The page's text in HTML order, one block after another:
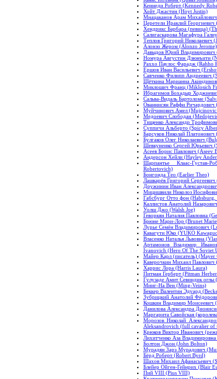
Кеннеди Роберт (Kennedy
Хойт Джастин (Hoyt Justin)
Мнацаканов Арам
Церетели Ираклий
Хендрикс Барбара (певица)
Салигаскарова Магафура
Теплов Григорий Николаевич
Алонзо Жером (Alonzo Jerome)
Давыдов Юрий Владимирович
Номура Августин Дзюнъити
Раххо Паулос Фарадж (Rahho
Ершов Иван Васильевич
Савченко Филипп Андреевич
Щёткина Марианна
Миклошич Франц (Miklosich
Ибрагимов Бохадыр
Сальва-Видаль Бартоломе
Ованнисян Раффи
Муйчинович Амел
Медоевич Слободан
Тищенко Александр
Суппичи Альберто (Spicy
Барсуков Николай
Булгаков Олег Николаевич
Шевкуненко Сергей Юрьевич
Асеев Борис Павлович (Aseev
Андерсон Хейли (Hayley
Шарпантье Клаас-Густав-
Robertovich)
Бонгонда Тео (Earlier Theo)
Лашкарёв Григорий
Дружинин Иван
Мицишвили Николоз
Габсбург Отто фон
Каллистов Анатолий
Уолш Джо (Walsh Joe)
Геворкян Наталия Павловна
Брюне Мари-Лор (Brunet
Лурье Семён Владимирович
Кавагути Юко (YUKO
Власенко Наталья Львовна
Артамонов Владимир
Ivanovich (Hero Of The Soviet
Майер Карл (писатель)
Каверочкин Михаил
Харрис Лора (Harris Laura)
Питман Герберт (Pitman
Гулузаде Амит Севиндик
Минг-На Вен (Ming-Veins)
Беккер Валентин Эдуард
Зубрицкий Анатолий
Кошкин Владимир Моисеевич
Данилова Александра
Маргарита Савойская
Морозов Николай
Aleksandrovich (full cavalier
Крюков Виктор Иванович
Лихитченко Аза
Болтон Джон (John Bolton)
Мурадян Зарэ Мурадович
Бёрд Роберт (Robert Byrd)
Шахов Михаил Афанасьевич
Блейер Ойген-Гейнрих (Blair
Пий VIII (Pius VIII)